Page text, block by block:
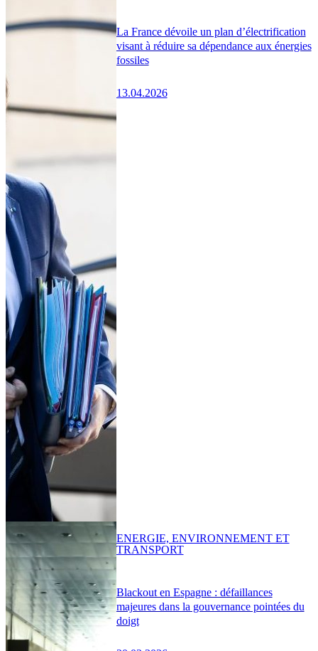
La France dévoile un plan d’électrification
visant à réduire sa dépendance aux énergies
fossiles
13.04.2026
Blackout en Espagne : défaillances
majeures dans la gouvernance pointées du
doigt
ENERGIE, ENVIRONNEMENT ET
TRANSPORT